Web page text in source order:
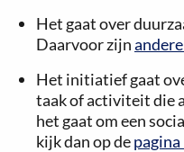
Het gaat over
Daarvoor zijn
Het initiatief gaat
taak of activiteit die
het gaat om een
kijk dan op de